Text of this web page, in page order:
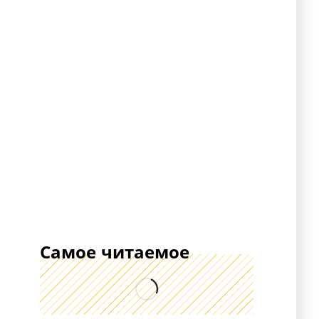
Самое читаемое